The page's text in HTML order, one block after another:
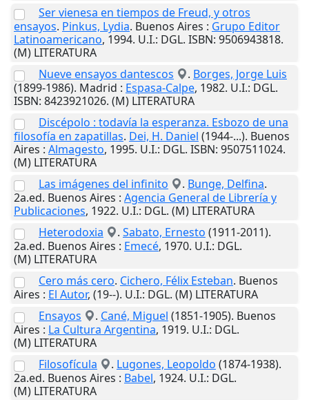
Ser vienesa en tiempos de Freud, y otros
ensayos. Pinkus, Lydia. Buenos Aires : Grupo Editor
Latinoamericano, 1994. U.I.: DGL. ISBN: 9506943818.
(M) LITERATURA
Nueve ensayos dantescos
. Borges, Jorge Luis
(1899-1986). Madrid : Espasa-Calpe, 1982. U.I.: DGL.
ISBN: 8423921026. (M) LITERATURA
Discépolo : todavía la esperanza. Esbozo de una
filosofía en zapatillas. Dei, H. Daniel (1944-...). Buenos
Aires : Almagesto, 1995. U.I.: DGL. ISBN: 9507511024.
(M) LITERATURA
Las imágenes del infinito
. Bunge, Delfina.
2a.ed. Buenos Aires : Agencia General de Librería y
Publicaciones, 1922. U.I.: DGL. (M) LITERATURA
Heterodoxia
. Sabato, Ernesto (1911-2011).
2a.ed. Buenos Aires : Emecé, 1970. U.I.: DGL.
(M) LITERATURA
Cero más cero. Cichero, Félix Esteban. Buenos
Aires : El Autor, (19--). U.I.: DGL. (M) LITERATURA
Ensayos
. Cané, Miguel (1851-1905). Buenos
Aires : La Cultura Argentina, 1919. U.I.: DGL.
(M) LITERATURA
Filosofícula
. Lugones, Leopoldo (1874-1938).
2a.ed. Buenos Aires : Babel, 1924. U.I.: DGL.
(M) LITERATURA